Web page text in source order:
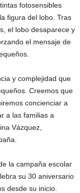
fotosensibles
figura del lobo. Tras
el lobo desaparece y
el mensaje de
y complejidad que
Creemos que
concienciar a
a las familias a
Vázquez,
la campaña escolar
su 30 aniversario
desde su inicio.